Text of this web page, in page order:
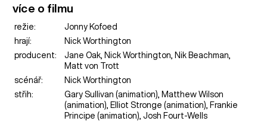
více o filmu
režie:
Jonny Kofoed
hrají:
Nick Worthington
producent:
Jane Oak, Nick Worthington, Nik Beachman,
Matt von Trott
scénář:
Nick Worthington
střih:
Gary Sullivan (animation), Matthew Wilson
(animation), Elliot Stronge (animation), Frankie
Principe (animation), Josh Fourt-Wells